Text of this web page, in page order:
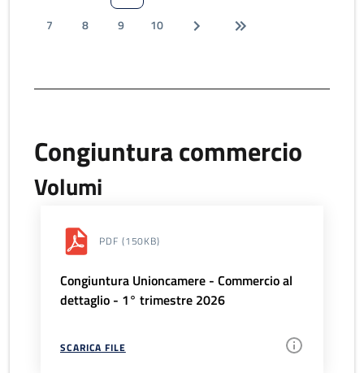
7
8 9 10
Congiuntura commercio
Volumi
PDF (150KB)
Congiuntura Unioncamere - Commercio al
dettaglio - 1° trimestre 2026
SCARICA FILE